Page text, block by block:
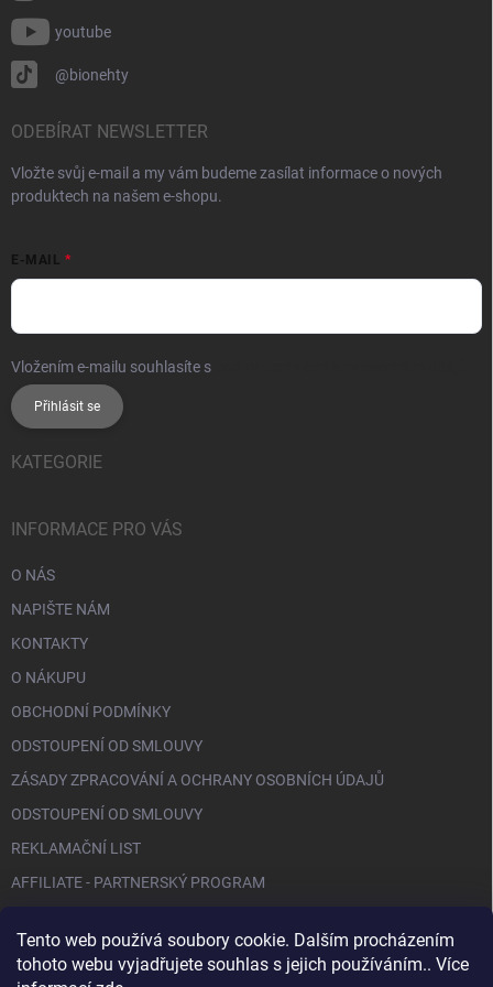
Tento web používá soubory cookie. Dalším procházením
tohoto webu vyjadřujete souhlas s jejich používáním.. Více
youtube
@bionehty
ODEBÍRAT NEWSLETTER
Vložte svůj e-mail a my vám budeme zasílat informace o nových
produktech na našem e-shopu.
E-MAIL
Vložením e-mailu souhlasíte s
Přihlásit se
KATEGORIE
INFORMACE PRO VÁS
O NÁS
NAPIŠTE NÁM
KONTAKTY
O NÁKUPU
OBCHODNÍ PODMÍNKY
ODSTOUPENÍ OD SMLOUVY
ZÁSADY ZPRACOVÁNÍ A OCHRANY OSOBNÍCH ÚDAJŮ
ODSTOUPENÍ OD SMLOUVY
REKLAMAČNÍ LIST
AFFILIATE - PARTNERSKÝ PROGRAM
FACEBOOK